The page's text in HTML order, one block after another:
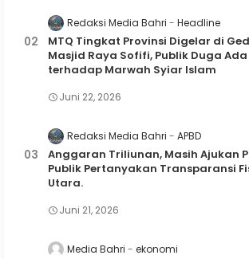
Redaksi Media Bahri Headline
MTQ Tingkat Provinsi Digelar di
Masjid Raya Sofifi, Publik Duga Ada
terhadap Marwah Syiar Islam
Juni 22, 2026
Redaksi Media Bahri APBD
Anggaran Triliunan, Masih Ajukan
Publik Pertanyakan Transparansi
Utara.
Juni 21, 2026
Media Bahri ekonomi